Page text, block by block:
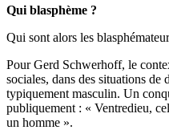
Qui blasphème ?
Qui sont alors les
Pour Gerd Schwerhoff, le
sociales, dans des situations de
typiquement masculin. Un
publiquement : « Ventredieu,
un homme ».